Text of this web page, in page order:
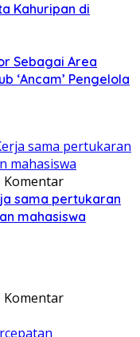
Kahuripan di
Sebagai Area
‘Ancam’ Pengelola
Komentar
sama pertukaran
mahasiswa
Komentar